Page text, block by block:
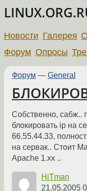
Новости Галерея
Форум Опросы
Форум — General
Собственно, сабж..
блокировать ip на
66.55.44.33,
на сервак.. Стоит
Apache 1.xx ..
HiTman
21.05.2005